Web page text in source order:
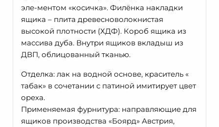
эле-ментом «косичка». Филёнка накладки
ящика – плита древесноволокнистая
высокой плотности (ХДФ). Короб ящика из
массива дуба. Внутри ящиков вкладыш из
ДВП, облицованный тканью.
Отделка: лак на водной основе, краситель «
табак» в сочетании с патиной имитирует цвет
ореха.
Применяемая фурнитура: направляющие для
ящиков производства «Боярд» Австрия,